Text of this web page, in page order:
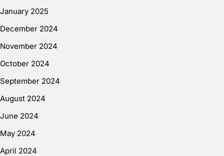
January 2025
December 2024
November 2024
October 2024
September 2024
August 2024
June 2024
May 2024
April 2024